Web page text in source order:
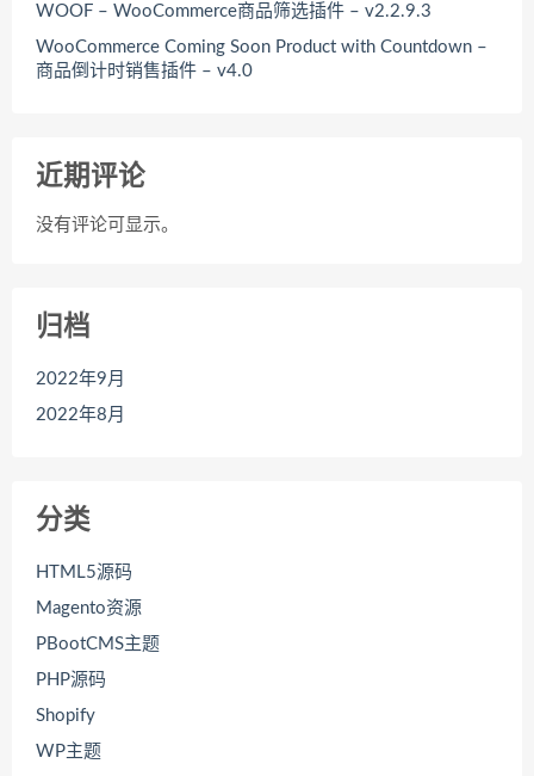
WOOF – WooCommerce商品筛选插件 – v2.2.9.3
WooCommerce Coming Soon Product with Countdown –
商品倒计时销售插件 – v4.0
近期评论
没有评论可显示。
归档
2022年9月
2022年8月
分类
HTML5源码
Magento资源
PBootCMS主题
PHP源码
Shopify
WP主题